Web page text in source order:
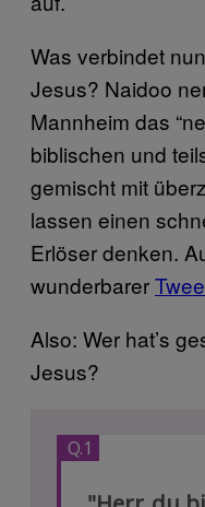
Was verbindet
Jesus? Naidoo
Mannheim das
biblischen und
gemischt mit
lassen einen
Erlöser denken.
wunderbarer
Also: Wer hat’s
Jesus?